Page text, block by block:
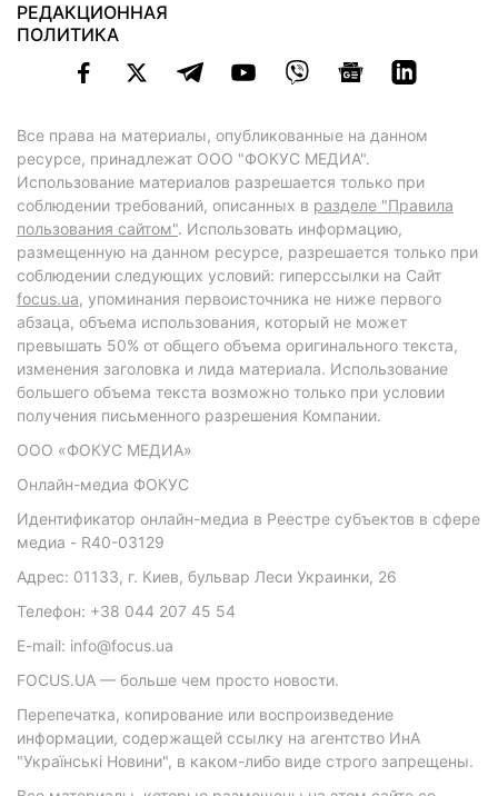
РЕДАКЦИОННАЯ
ПОЛИТИКА
Все права на материалы, опубликованные на данном
ресурсе, принадлежат ООО "ФОКУС МЕДИА".
Использование материалов разрешается только при
соблюдении требований, описанных в разделе "Правила
пользования сайтом". Использовать информацию,
размещенную на данном ресурсе, разрешается только при
соблюдении следующих условий: гиперссылки на Сайт
focus.ua, упоминания первоисточника не ниже первого
абзаца, объема использования, который не может
превышать 50% от общего объема оригинального текста,
изменения заголовка и лида материала. Использование
большего объема текста возможно только при условии
получения письменного разрешения Компании.
ООО «ФОКУС МЕДИА»
Онлайн-медиа ФОКУС
Идентификатор онлайн-медиа в Реестре субъектов в сфере
медиа - R40-03129
Адрес: 01133, г. Киев, бульвар Леси Украинки, 26
Телефон: +38 044 207 45 54
E-mail: info@focus.ua
FOCUS.UA — больше чем просто новости.
Перепечатка, копирование или воспроизведение
информации, содержащей ссылку на агентство ИнА
"Українські Новини", в каком-либо виде строго запрещены.